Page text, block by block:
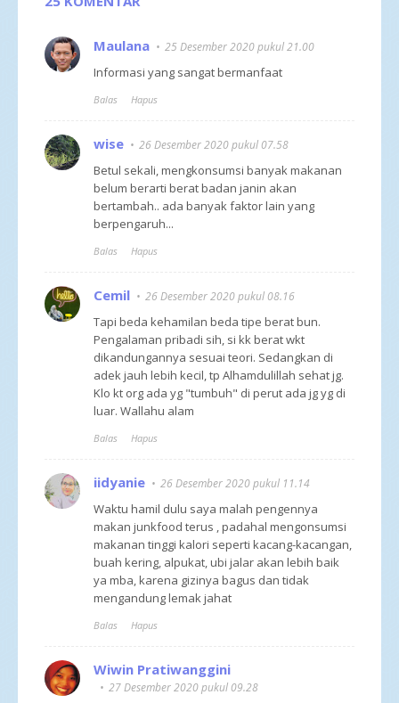
Maulana 25 Desember 2020 pukul 21.00
Informasi yang sangat bermanfaat
Balas Hapus
wise 26 Desember 2020 pukul 07.58
Betul sekali, mengkonsumsi banyak makanan
belum berarti berat badan janin akan
bertambah.. ada banyak faktor lain yang
berpengaruh...
Balas Hapus
Cemil 26 Desember 2020 pukul 08.16
Tapi beda kehamilan beda tipe berat bun.
Pengalaman pribadi sih, si kk berat wkt
dikandungannya sesuai teori. Sedangkan di
adek jauh lebih kecil, tp Alhamdulillah sehat jg.
Klo kt org ada yg "tumbuh" di perut ada jg yg di
luar. Wallahu alam
Balas Hapus
iidyanie 26 Desember 2020 pukul 11.14
Waktu hamil dulu saya malah pengennya
makan junkfood terus , padahal mengonsumsi
makanan tinggi kalori seperti kacang-kacangan,
buah kering, alpukat, ubi jalar akan lebih baik
ya mba, karena gizinya bagus dan tidak
mengandung lemak jahat
Balas Hapus
Wiwin Pratiwanggini
27 Desember 2020 pukul 09.28